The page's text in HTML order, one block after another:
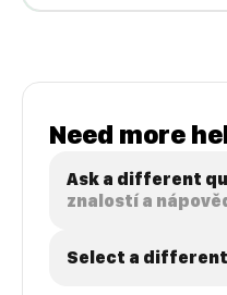
Need more
Ask a different
znalostí a
Select a